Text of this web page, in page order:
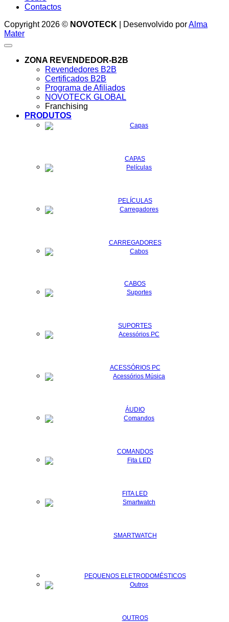
Contactos
Copyright 2026 © NOVOTECK | Desenvolvido porAlma
Mater
ZONA REVENDEDOR-B2B
Revendedores B2B
Certificados B2B
Programa de Afiliados
NOVOTECK GLOBAL
Franchising
PRODUTOS
CAPAS
PELÍCULAS
CARREGADORES
CABOS
SUPORTES
ACESSÓRIOS PC
ÁUDIO
COMANDOS
FITA LED
SMARTWATCH
PEQUENOS ELETRODOMÉSTICOS
OUTROS